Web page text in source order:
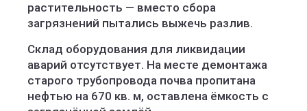
растительность — вместо сбора
загрязнений пытались выжечь разлив.
Склад оборудования для ликвидации
аварий отсутствует. На месте демонтажа
старого трубопровода почва пропитана
нефтью на 670 кв. м, оставлена ёмкость с